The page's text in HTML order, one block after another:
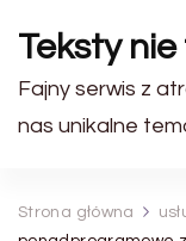
Teksty
Fajny serwis z
nas unikalne
Strona główna